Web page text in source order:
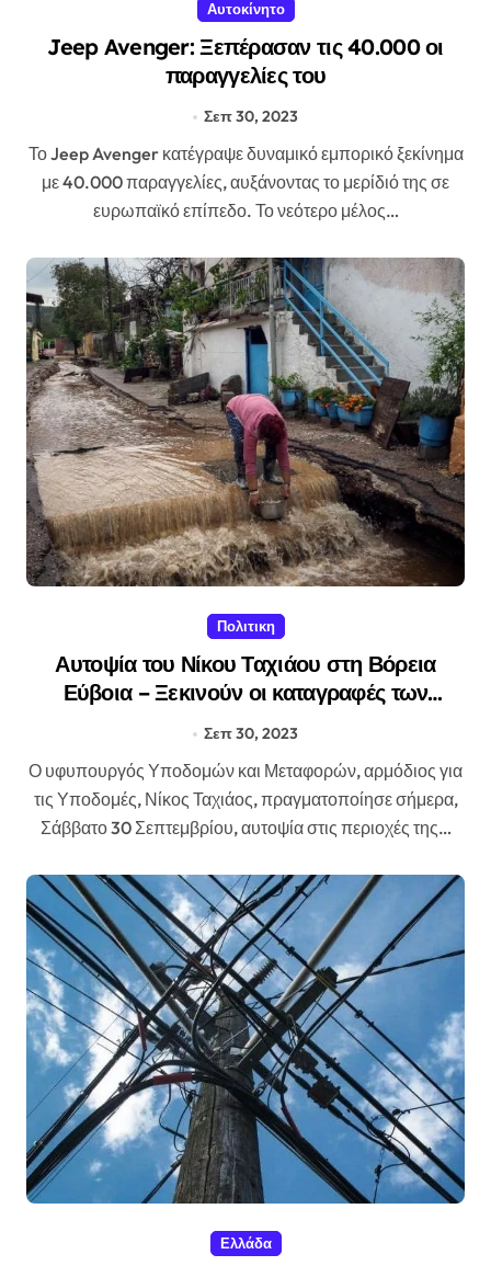
Αυτοκίνητο
Jeep Avenger: Ξεπέρασαν τις 40.000 οι
παραγγελίες του
Σεπ 30, 2023
Το Jeep Avenger κατέγραψε δυναμικό εμπορικό ξεκίνημα
με 40.000 παραγγελίες, αυξάνοντας το μερίδιό της σε
ευρωπαϊκό επίπεδο. Το νεότερο μέλος…
Πολιτικη
Αυτοψία του Νίκου Ταχιάου στη Βόρεια
Εύβοια – Ξεκινούν οι καταγραφές των
ζημιών στις υποδομές
Σεπ 30, 2023
Ο υφυπουργός Υποδομών και Μεταφορών, αρμόδιος για
τις Υποδομές, Νίκος Ταχιάος, πραγματοποίησε σήμερα,
Σάββατο 30 Σεπτεμβρίου, αυτοψία στις περιοχές της…
Ελλάδα